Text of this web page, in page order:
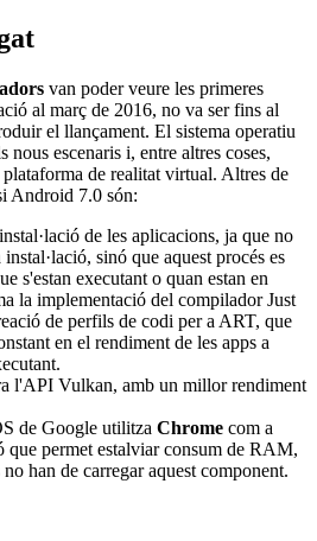
van poder veure les primeres
al març de 2016, no va ser fins al
el llançament. El sistema operatiu
nous escenaris i, entre altres coses,
de realitat virtual. Altres de
Android 7.0 són:
de les aplicacions, ja que no
sinó que aquest procés es
s'estan executant o quan estan en
la implementació del compilador Just
de perfils de codi per a ART, que
en el rendiment de les apps a
l'API Vulkan, amb un millor rendiment
de Google utilitza Chrome com a
permet estalviar consum de RAM,
han de carregar aquest component.